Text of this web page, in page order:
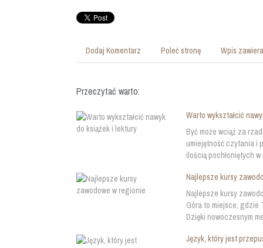
Dodaj Komentarz Poleć stronę Wpis
Przeczytać warto:
Warto wykształcić
Być może wciąż za
umiejętność czytania i
ilością pochłoniętych
Najlepsze kursy
Najlepsze kursy
Góra to miejsce, gdzie
Dzięki nowoczesnym
Język, który jest